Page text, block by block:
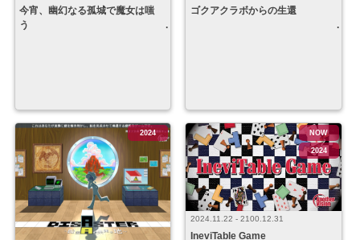
今宵、幽幻なる孤城で魔女は嗤
う
ゴクアクラボからの生還
2024
2024.11.22 - 2100.12.31
IneviTable Game
NOW
2024